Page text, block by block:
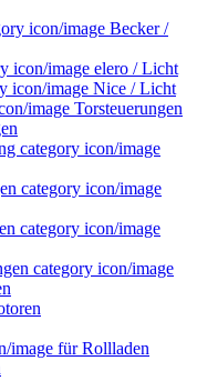
Becker /
elero / Licht
Nice / Licht
Torsteuerungen
für Rollladen